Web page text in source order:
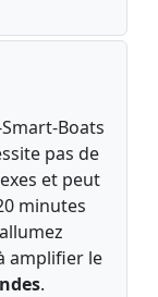
Boats
pas de
et peut
minutes
amplifier le
.